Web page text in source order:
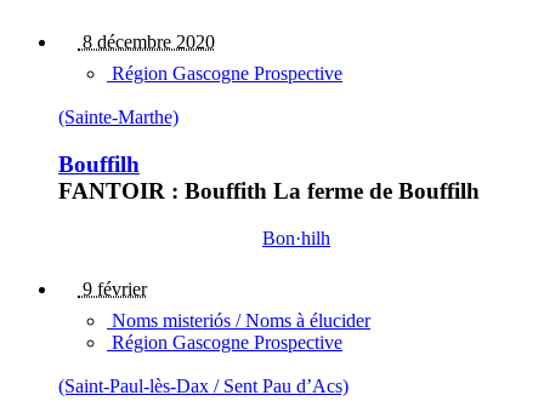
8 décembre 2020
Région Gascogne Prospective
(Sainte-Marthe)
Bouffilh
FANTOIR : Bouffith La ferme de Bouffilh
Bon·hilh
9 février
Noms misteriós / Noms à élucider
Région Gascogne Prospective
(Saint-Paul-lès-Dax / Sent Pau d’Acs)